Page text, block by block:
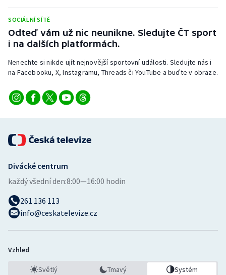
SOCIÁLNÍ SÍTĚ
Odteď vám už nic neunikne. Sledujte ČT sport
i na dalších platformách.
Nenechte si nikde ujít nejnovější sportovní události. Sledujte nás i
na Facebooku, X, Instagramu, Threads či YouTube a buďte v obraze.
Divácké centrum
každý všední den:8:00—16:00 hodin
261 136 113
info@ceskatelevize.cz
Vzhled
Světlý Tmavý Systém